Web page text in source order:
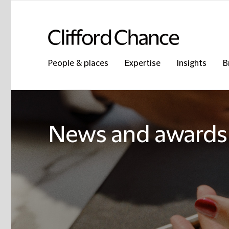
People & places Expertise Insights
News and awards